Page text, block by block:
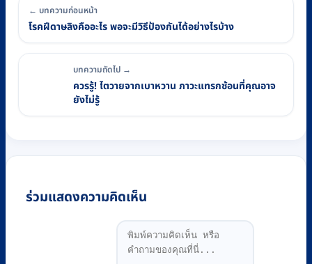
← บทความก่อนหน้า
โรคฝีดาษลิงคืออะไร พอจะมีวิธีป้องกันได้อย่างไรบ้าง
บทความถัดไป →
ควรรู้! ไตวายจากเบาหวาน ภาวะแทรกซ้อนที่คุณอาจ
ยังไม่รู้
ร่วมแสดงความคิดเห็น